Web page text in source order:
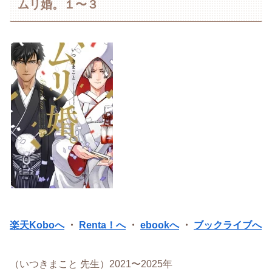
ムリ婚。１〜３
楽天Koboへ・ Renta！へ・ ebookへ・ ブックライブへ
（いつきまこと 先生）2021〜2025年